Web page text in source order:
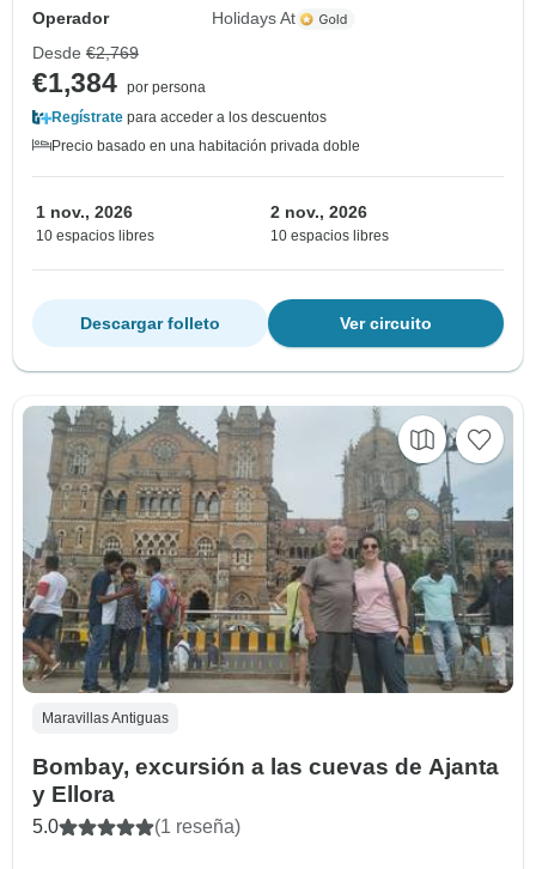
Operador
Holidays At
Desde €2,769
€1,384 por persona
Regístrate para acceder a los descuentos
Precio basado en una habitación privada doble
1 nov., 2026
10 espacios libres
2 nov., 2026
10 espacios libres
Ver circuito
Descargar folleto
Maravillas Antiguas
Bombay, excursión a las cuevas de Ajanta
y Ellora
5.0 (1 reseña)